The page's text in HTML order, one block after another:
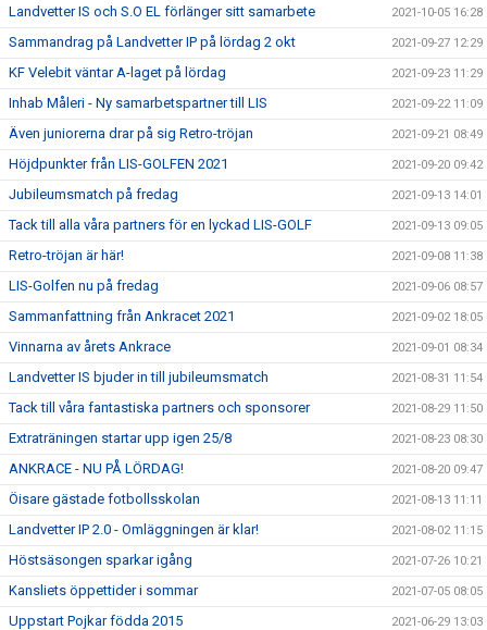
Landvetter IS och S.O EL förlänger sitt samarbete 2021-10-05 16:28
Sammandrag på Landvetter IP på lördag 2 okt 2021-09-27 12:29
KF Velebit väntar A-laget på lördag 2021-09-23 11:29
Inhab Måleri - Ny samarbetspartner till LIS 2021-09-22 11:09
Även juniorerna drar på sig Retro-tröjan 2021-09-21 08:49
Höjdpunkter från LIS-GOLFEN 2021 2021-09-20 09:42
Jubileumsmatch på fredag 2021-09-13 14:01
Tack till alla våra partners för en lyckad LIS-GOLF 2021-09-13 09:05
Retro-tröjan är här! 2021-09-08 11:38
LIS-Golfen nu på fredag 2021-09-06 08:57
Sammanfattning från Ankracet 2021 2021-09-02 18:05
Vinnarna av årets Ankrace 2021-09-01 08:34
Landvetter IS bjuder in till jubileumsmatch 2021-08-31 11:54
Tack till våra fantastiska partners och sponsorer 2021-08-29 11:50
Extraträningen startar upp igen 25/8 2021-08-23 08:30
ANKRACE - NU PÅ LÖRDAG! 2021-08-20 09:47
Öisare gästade fotbollsskolan 2021-08-13 11:11
Landvetter IP 2.0 - Omläggningen är klar! 2021-08-02 11:15
Höstsäsongen sparkar igång 2021-07-26 10:21
Kansliets öppettider i sommar 2021-07-05 08:05
Uppstart Pojkar födda 2015 2021-06-29 13:03